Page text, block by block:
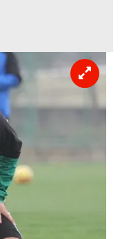
Kanunu uyarınca
ve sitemizde
çerezlerle ilgili bilgi